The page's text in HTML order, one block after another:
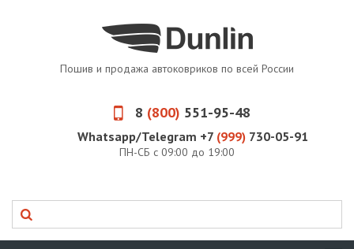
Пошив и продажа автоковриков по всей России
8 (800) 551-95-48
Whatsapp/Telegram +7 (999) 730-05-91
ПН-СБ с 09:00 до 19:00